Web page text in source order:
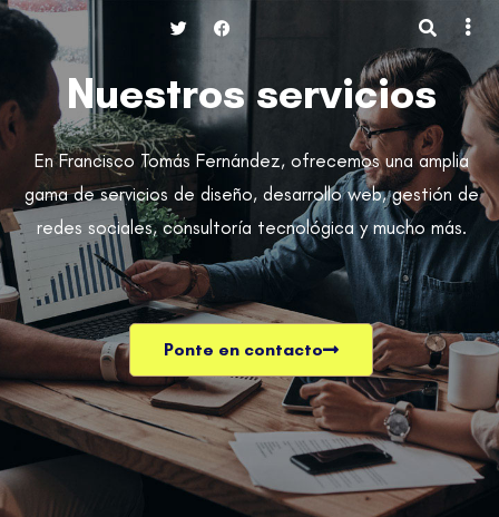
Nuestros servicios
En Francisco Tomás Fernández, ofrecemos una amplia
gama de servicios de diseño, desarrollo web, gestión de
redes sociales, consultoría tecnológica y mucho más.
Ponte en contacto